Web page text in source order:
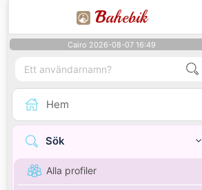
Bahebik
Cairo 2026-08-07 16:49
Hem
Sök
Alla profiler